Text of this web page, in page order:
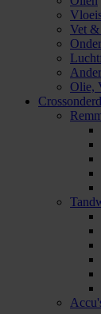
Vet &
Olie,